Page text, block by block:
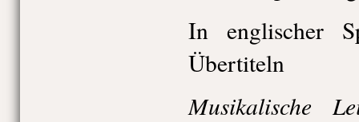
In englischer
Übertiteln
Musikalische